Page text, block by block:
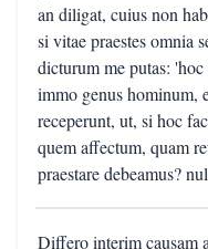
an diligat, cuius non
si vitae praestes omnia
dicturum me putas:
immo genus hominum,
receperunt, ut, si hoc
quem affectum, quam
praestare debeamus?
Differo interim causam